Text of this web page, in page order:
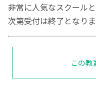
非常に人気なスクール
次第受付は終了となりま
この教